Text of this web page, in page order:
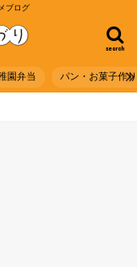
ブログ
search
園弁当 パン・お菓子作り